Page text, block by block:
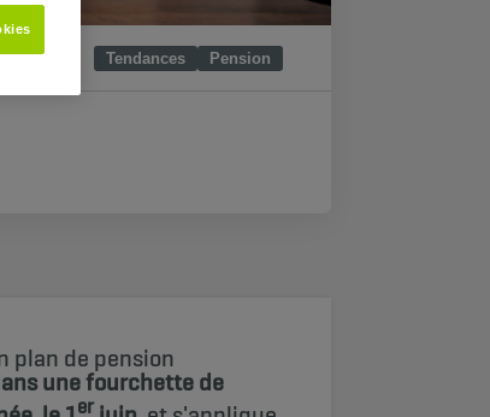
Tendances Pension
plan de pension
une fourchette de
er